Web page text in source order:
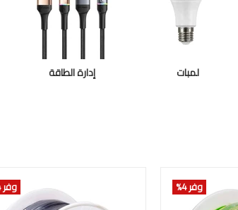
لمبات إدارة الطاقة
وفر 4 وفر 4 %